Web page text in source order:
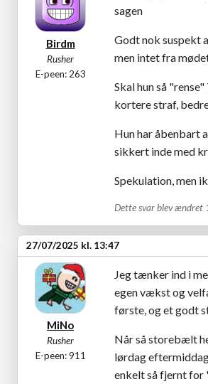
Birdm
Rusher
E-peen: 263
sagen
Godt nok suspekt
men intet fra
Skal hun så
kortere straf,
Hun har åbenbart
sikkert inde med
Spekulation, men
Dette svar blev ændret
27/07/2025 kl. 13:47
MiNo
Rusher
E-peen: 911
Jeg tænker ind i
egen vækst og
første, og et godt
Når så storebælt
lørdag
enkelt så fjernt for